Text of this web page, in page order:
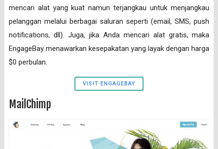
mencari alat yang kuat namun terjangkau untuk menjangkau
pelanggan melalui berbagai saluran seperti (email, SMS, push
notifications, dll). Juga, jika Anda mencari alat gratis, maka
EngageBay menawarkan kesepakatan yang layak dengan harga
$0 perbulan.
VISIT ENGAGEBAY
MailChimp